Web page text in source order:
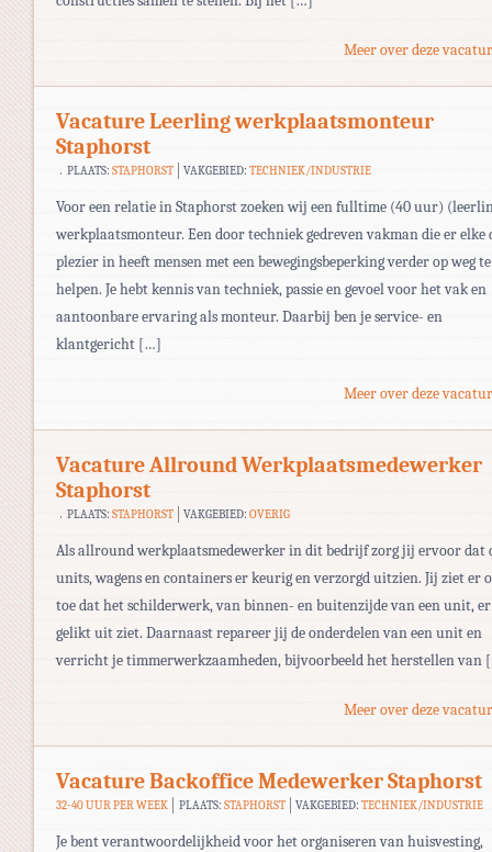
Meer over deze
Vacature Leerling werkplaatsmonteur
Staphorst
PLAATS: STAPHORST VAKGEBIED:TECHNIEK/INDUSTRIE
Voor een relatie in Staphorst zoeken wij een fulltime (40 uur)
werkplaatsmonteur. Een door techniek gedreven vakman die er elke
plezier in heeft mensen met een bewegingsbeperking verder op weg te
helpen. Je hebt kennis van techniek, passie en gevoel voor het vak en
aantoonbare ervaring als monteur. Daarbij ben je service- en
klantgericht […]
Meer over deze
Vacature Allround Werkplaatsmedewerker
Staphorst
PLAATS: STAPHORST VAKGEBIED:OVERIG
Als allround werkplaatsmedewerker in dit bedrijf zorg jij ervoor dat
units, wagens en containers er keurig en verzorgd uitzien. Jij ziet er
toe dat het schilderwerk, van binnen- en buitenzijde van een unit, er
gelikt uit ziet. Daarnaast repareer jij de onderdelen van een unit en
verricht je timmerwerkzaamheden, bijvoorbeeld het herstellen van
Meer over deze
Vacature Backoffice Medewerker Staphorst
32-40 UUR PER WEEK PLAATS: STAPHORST VAKGEBIED:TECHNIEK/INDUSTRIE
Je bent verantwoordelijkheid voor het organiseren van huisvesting,